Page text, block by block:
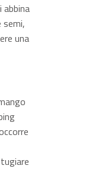
abbina
semi,
una